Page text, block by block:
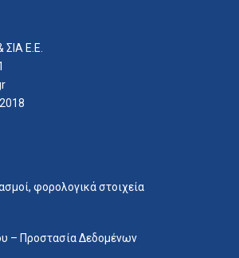
E.E.
φορολογικά στοιχεία
– Προστασία Δεδομένων